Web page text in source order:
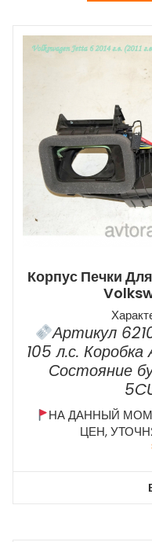
Корпус Печки
Артикул
105 л.с.
Состояние
НА ДАННЫЙ
ЦЕН,